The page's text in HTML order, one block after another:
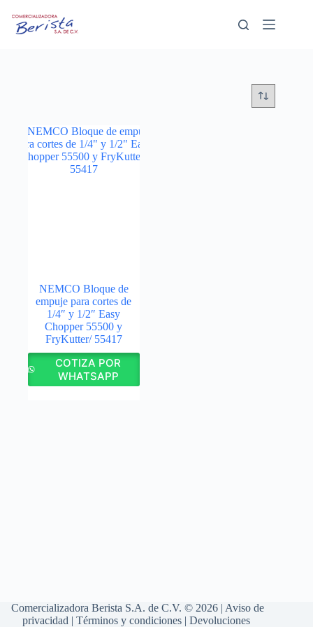
contenido
NEMCO Bloque de
empuje para cortes de
1/4″ y 1/2″ Easy
Chopper 55500 y
FryKutter/ 55417
COTIZA POR
WHATSAPP
Comercializadora Berista S.A. de C.V. © 2026 | Aviso de
privacidad |Términos y condiciones |Devoluciones